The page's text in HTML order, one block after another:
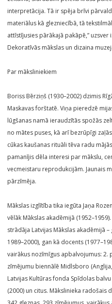
interpretācija. Tā ir spēja brīvi
materiālus kā glezniecībā, tā
attīstījusies pārākajā pakāpē,” uzsver
Dekoratīvās mākslas un dizaina
Par māksliniekiem
Boriss Bērziņš (1930–2002) dzimis
Maskavas forštatē. Viņa pieredzē
lūgšanas namā ieraudzītās spožās
no mātes puses, kā arī bezrūpīgi
cūkas kaušanas rituāli tēva radu
pamanījis dēla interesi par mākslu,
vecmeistaru reprodukcijām. Jaunais
pārzīmēja.
Mākslas izglītība tika iegūta Jaņa
vēlāk Mākslas akadēmijā
strādāja Latvijas Mākslas akadēmijā
1989–2000), gan kā docents
vairākus nozīmīgus apbalvojumus: 2.
zīmējumu biennālē Midlsboro
Latvijas Kultūras fonda Spīdolas
(2000) un citus. Mākslinieka radošais